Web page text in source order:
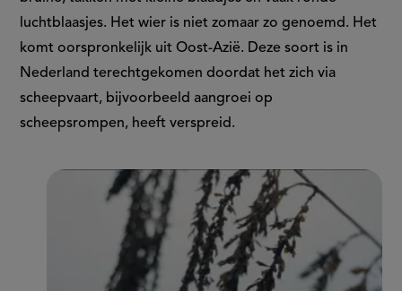
luchtblaasjes. Het wier is niet zomaar zo genoemd. Het
komt oorspronkelijk uit Oost-Azië. Deze soort is in
Nederland terechtgekomen doordat het zich via
scheepvaart, bijvoorbeeld aangroei op
scheepsrompen, heeft verspreid.